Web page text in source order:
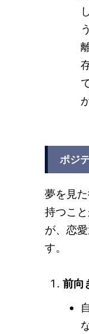
ポジ
夢を見
持つこ
が、恋
す。
前向